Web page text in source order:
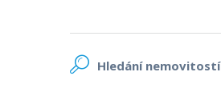
Hledánínemovitostí